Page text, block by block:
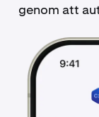
genom att